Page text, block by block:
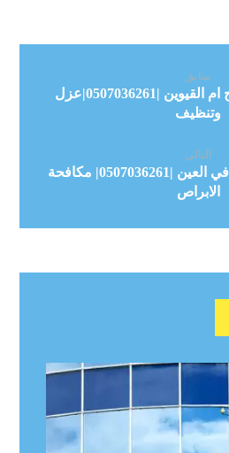
سابق
شركة تنظيف مسابح ام القيوين |0507036261|عزل
وتنظيف
التالي
شركة مكافحة الوزغ في العين |0507036261| مكافحة
الابراص